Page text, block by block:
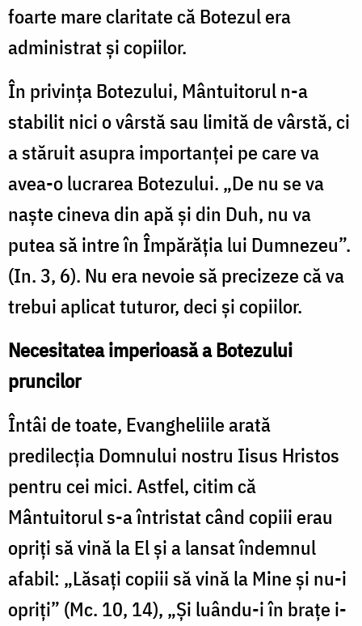
foarte mare claritate că Botezul era
administrat și copiilor.
În privința Botezului, Mântuitorul n-a
stabilit nici o vârstă sau limită de vârstă, ci
a stăruit asupra importanței pe care va
avea-o lucrarea Botezului. „De nu se va
naște cineva din apă și din Duh, nu va
putea să intre în Împărăţia lui Dumnezeu”.
(In. 3, 6). Nu era nevoie să precizeze că va
trebui aplicat tuturor, deci și copiilor.
Necesitatea imperioasă a Botezului
pruncilor
Întâi de toate, Evangheliile arată
predilecția Domnului nostru Iisus Hristos
pentru cei mici. Astfel, citim că
Mântuitorul s-a întristat când copiii erau
opriți să vină la El și a lansat îndemnul
afabil: „Lăsați copiii să vină la Mine și nu-i
opriți” (Mc. 10, 14), „Și luându-i în brațe i-